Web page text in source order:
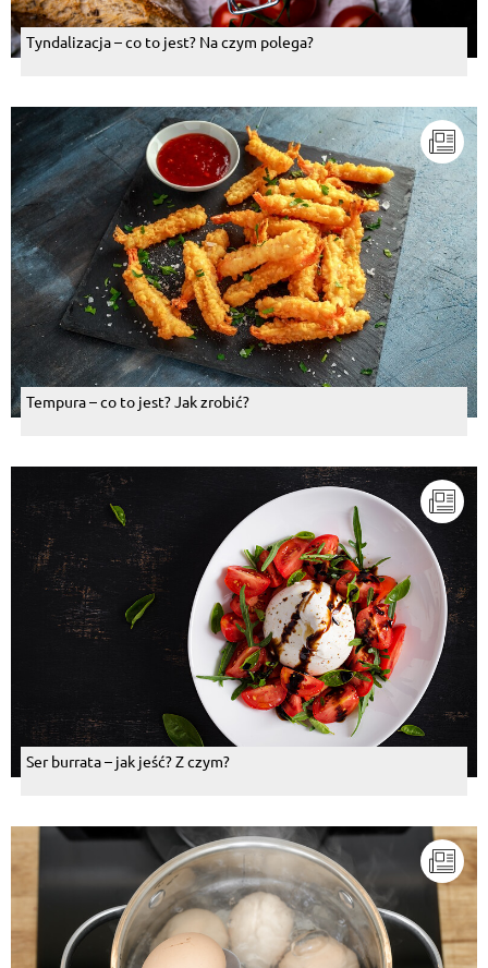
Tyndalizacja – co to jest? Na czym polega?
Tempura – co to jest? Jak zrobić?
Ser burrata – jak jeść? Z czym?